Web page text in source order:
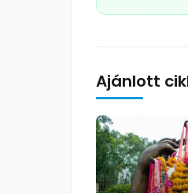
Ajánlott